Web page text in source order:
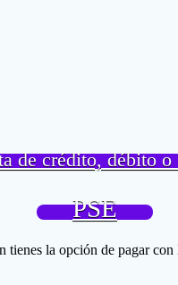
de crédito, débito o
PSE
tienes la opción de pagar